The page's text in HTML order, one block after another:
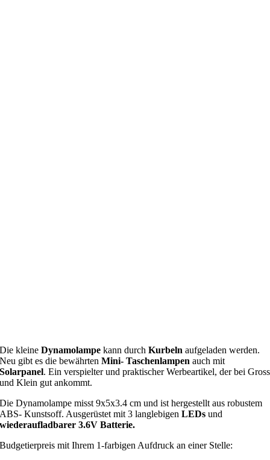
Die kleineDynamolampe kann durchKurbeln aufgeladen werden.
Neu gibt es die bewährtenMini- Taschenlampen auch mit
Solarpanel. Ein verspielter und praktischer Werbeartikel, der bei Gross
und Klein gut ankommt.
Die Dynamolampe misst 9x5x3.4 cm und ist hergestellt aus robustem
ABS- Kunstsoff. Ausgerüstet mit 3 langlebigenLEDs und
wiederaufladbarer 3.6V Batterie.
Budgetierpreis mit Ihrem 1-farbigen Aufdruck an einer Stelle: